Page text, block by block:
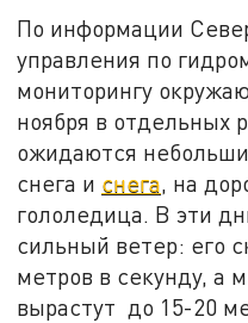
По информации
управления по
мониторингу
ноября в отдельных
ожидаются
снега и снега, на
гололедица. В эти
сильный ветер: его
метров в секунду, а
вырастут до 15-20